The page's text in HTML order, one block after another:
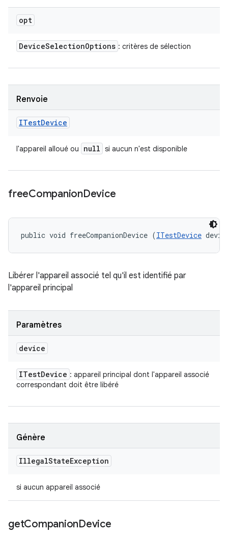
opt
DeviceSelectionOptions : critères de sélection
Renvoie
ITestDevice
l'appareil alloué ou null si aucun n'est disponible
freeCompanionDevice
public void freeCompanionDevice (ITestDevice
Libérer l'appareil associé tel qu'il est identifié par
l'appareil principal
Paramètres
device
ITestDevice : appareil principal dont l'appareil associé
correspondant doit être libéré
Génère
IllegalStateException
si aucun appareil associé
getCompanionDevice